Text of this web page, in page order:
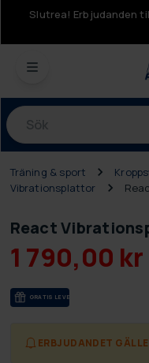
Slutrea! Erbjudanden
Produkter
Träning & sport
Vibrationsplattor
React
1 790,00 kr
GRA­TIS LE­VE­RANS
ERBJUDANDET